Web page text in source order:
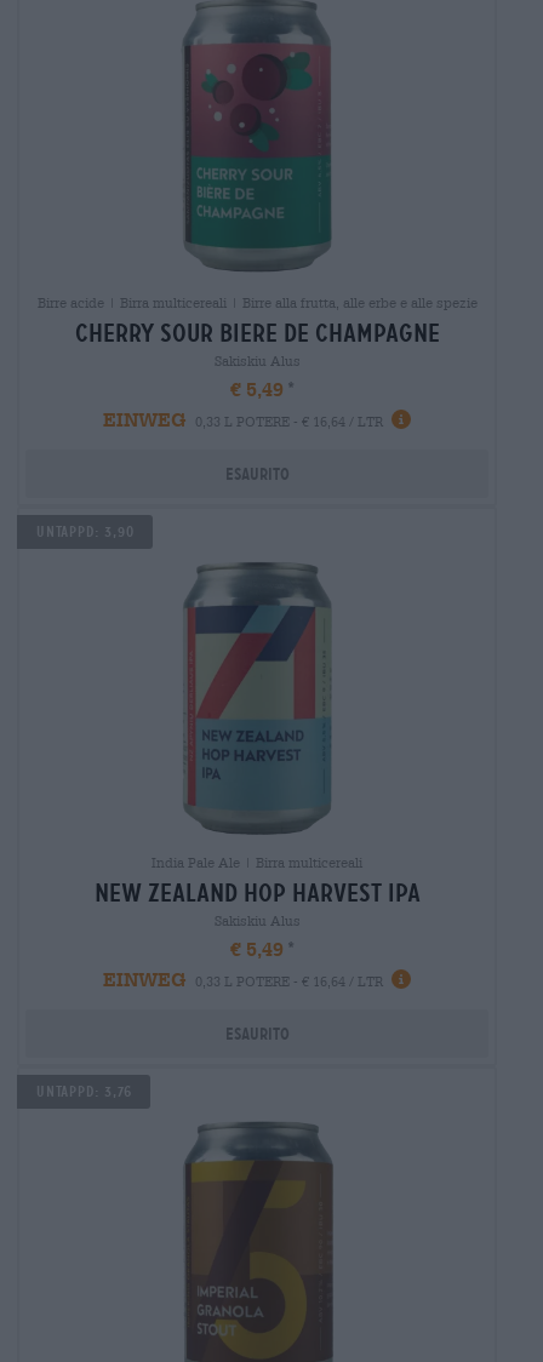
Birre acide | Birra multicereali | Birre alla frutta, alle erbe e alle spezie
cherry sour biere de champagne
Sakiskiu Alus
€ 5,49
EINWEG
0,33 L POTERE - € 16,64 / LTR
Esaurito
UNTAPPD: 3,90
India Pale Ale | Birra multicereali
new zealand hop harvest ipa
Sakiskiu Alus
€ 5,49
EINWEG
0,33 L POTERE - € 16,64 / LTR
Esaurito
UNTAPPD: 3,76